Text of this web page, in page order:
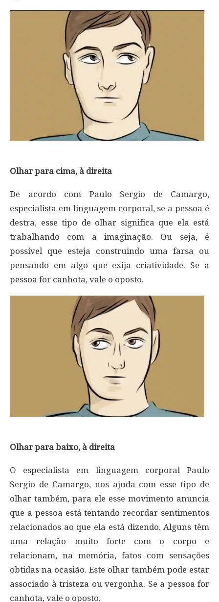
Olhar para cima, à direita
De acordo com Paulo Sergio de Camargo,
especialista em linguagem corporal, se a pessoa é
destra, esse tipo de olhar significa que ela está
trabalhando com a imaginação. Ou seja, é
possível que esteja construindo uma farsa ou
pensando em algo que exija criatividade. Se a
pessoa for canhota, vale o oposto.
Olhar para baixo, à direita
O especialista em linguagem corporal Paulo
Sergio de Camargo, nos ajuda com esse tipo de
olhar também, para ele esse movimento anuncia
que a pessoa está tentando recordar sentimentos
relacionados ao que ela está dizendo. Alguns têm
uma relação muito forte com o corpo e
relacionam, na memória, fatos com sensações
obtidas na ocasião. Este olhar também pode estar
associado à tristeza ou vergonha. Se a pessoa for
canhota, vale o oposto.